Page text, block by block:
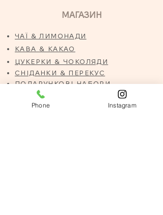
МАГАЗИН
ЧАЇ & ЛИМОНАДИ
КАВА & КАКАО
ЦУКЕРКИ & ЧОКОЛЯДИ
СНІДАНКИ & ПЕРЕКУС
ПОДАРУНКОВІ НАБОРИ
КОРПОРАТИВНІ ПОДАРУНКИ
Phone Instagram